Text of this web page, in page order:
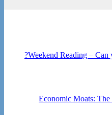
Weekend Reading – Can
Economic Moats: